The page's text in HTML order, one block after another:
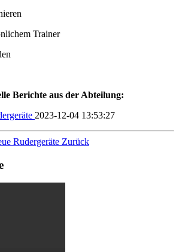
Trainer
Berichte aus der Abteilung:
2023-12-04 13:53:27
Rudergeräte Zurück